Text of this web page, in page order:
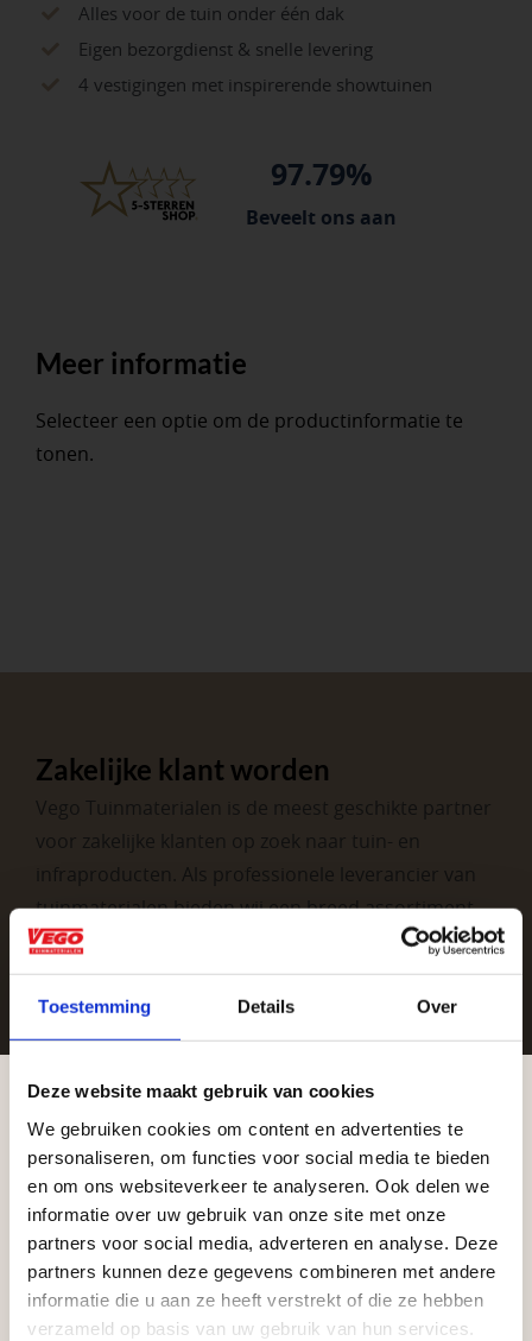
Toestemming Details Over
Deze website maakt gebruik van cookies
We gebruiken cookies om content en advertenties te
personaliseren, om functies voor social media te bieden
en om ons websiteverkeer te analyseren. Ook delen we
informatie over uw gebruik van onze site met onze
partners voor social media, adverteren en analyse. Deze
partners kunnen deze gegevens combineren met andere
informatie die u aan ze heeft verstrekt of die ze hebben
verzameld op basis van uw gebruik van hun services.
Alles voor de tuin onder één dak
Eigen bezorgdienst & snelle levering
4 vestigingen met inspirerende showtuinen
97.79%
Beveelt ons aan
Meer informatie
Selecteer een optie om de productinformatie te
tonen.
Zakelijke klant worden
Vego Tuinmaterialen is de meest geschikte partner
voor zakelijke klanten op zoek naar tuin- en
infraproducten. Als professionele leverancier van
tuinmaterialen bieden wij een breed assortiment
aan producten van topkwaliteit. Lees meer over de
zakelijke mogelijkheden.
Vrijblijvend advies?
Geen probleem, wij hebben alles voor uw
Aangepaste openingstijden tijdens de
vakantieperiode
Waardenburg en Vego Dordrecht hanteren tijdens
de vakantieperiode aangepaste openingstijden op
zaterdag. Bekijk de vestigingspagina voor de